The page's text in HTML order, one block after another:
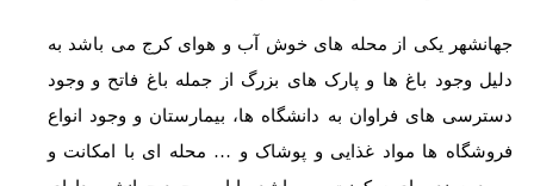
جهانشهر یکی از محله های خوش آب و هوای کرج می باشد به
دلیل وجود باغ ها و پارک های بزرگ از جمله باغ فاتح و وجود
دسترسی های فراوان به دانشگاه ها، بیمارستان و وجود انواع
فروشگاه ها مواد غذایی و پوشاک و … محله ای با امکانت و